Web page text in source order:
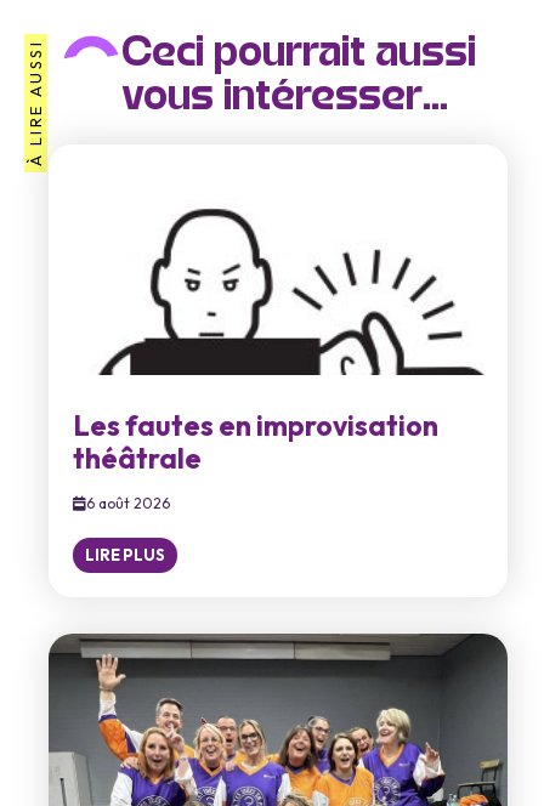
À LIRE AUSSI
Ceci pourrait aussi
vous intéresser...
Les fautes en improvisation
théâtrale
6 août 2026
LIRE PLUS